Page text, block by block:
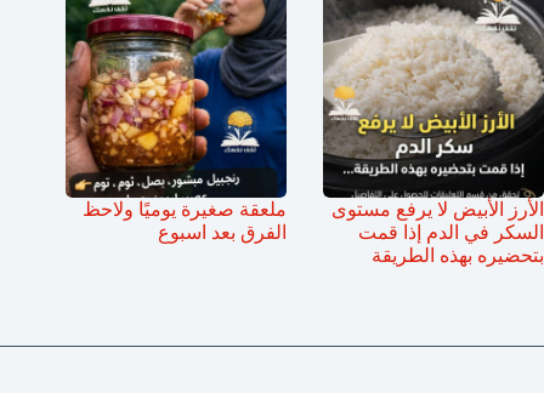
الأرز الأبيض لا يرفع مستوى
السكر في الدم إذا قمت
بتحضيره بهذه الطريقة
ملعقة صغيرة يوميًا ولاحظ
الفرق بعد اسبوع